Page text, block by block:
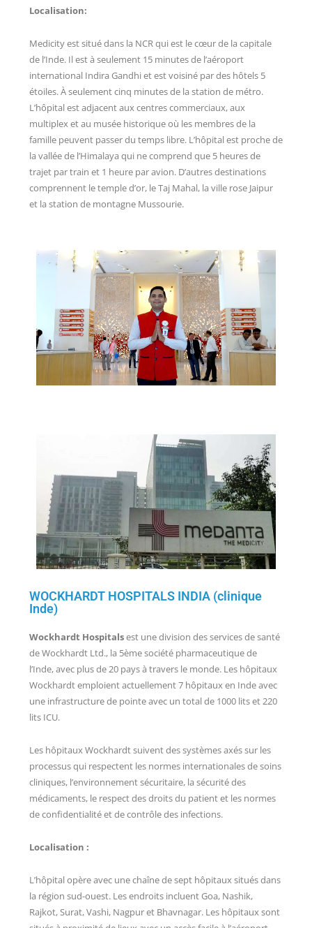
Localisation:
Medicity est situé dans la NCR qui est le cœur de la capitale
de l’Inde. Il est à seulement 15 minutes de l’aéroport
international Indira Gandhi et est voisiné par des hôtels 5
étoiles. À seulement cinq minutes de la station de métro.
L’hôpital est adjacent aux centres commerciaux, aux
multiplex et au musée historique où les membres de la
famille peuvent passer du temps libre. L’hôpital est proche de
la vallée de l’Himalaya qui ne comprend que 5 heures de
trajet par train et 1 heure par avion. D’autres destinations
comprennent le temple d’or, le Taj Mahal, la ville rose Jaipur
et la station de montagne Mussourie.
WOCKHARDT HOSPITALS INDIA (clinique
Inde)
Wockhardt Hospitalsest une division des services de santé
de Wockhardt Ltd., la 5ème société pharmaceutique de
l’Inde, avec plus de 20 pays à travers le monde. Les hôpitaux
Wockhardt emploient actuellement 7 hôpitaux en Inde avec
une infrastructure de pointe avec un total de 1000 lits et 220
lits ICU.
Les hôpitaux Wockhardt suivent des systèmes axés sur les
processus qui respectent les normes internationales de soins
cliniques, l’environnement sécuritaire, la sécurité des
médicaments, le respect des droits du patient et les normes
de confidentialité et de contrôle des infections.
Localisation :
L’hôpital opère avec une chaîne de sept hôpitaux situés dans
la région sud-ouest. Les endroits incluent Goa, Nashik,
Rajkot, Surat, Vashi, Nagpur et Bhavnagar. Les hôpitaux sont